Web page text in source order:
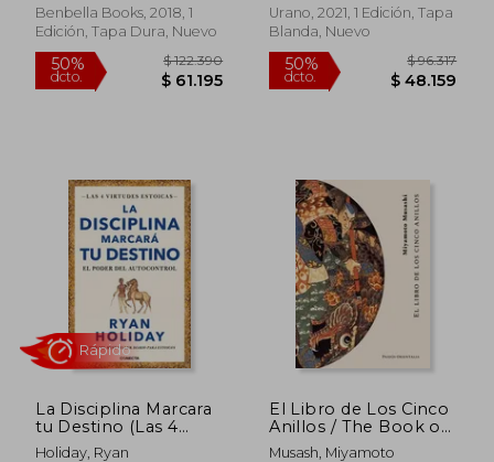
Benbella Books, 2018, 1
Edición, Tapa Dura, Nuevo
50%
dcto.
$ 122.390
$ 61.195
Urano, 2021, 1 Edición, Tapa
Blanda, Nuevo
50%
dcto.
La Disciplina Marcara
tu Destino (Las 4
Virtudes Estoicas 2)
Holiday, Ryan
El Libro de Los Cinco
Anillos / The Book of
Five Rings
Musash, Miyamoto